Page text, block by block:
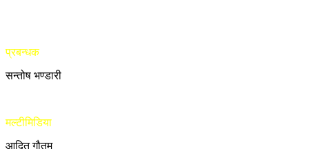
प्रबन्धक
सन्तोष भण्डारी
मल्टीमिडिया
आदित गौतम